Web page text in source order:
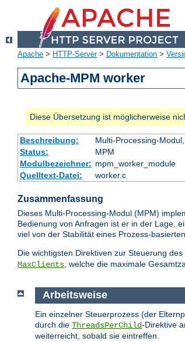
Apache > HTTP-Server> Dokumentation >
Apache-MPM worker
Diese Übersetzung ist möglicherweise
Beschreibung:
Multi-Processing-
Status:
MPM
Modulbezeichner: mpm_worker_module
Quelltext-Datei:
worker.c
Zusammenfassung
Dieses Multi-Processing-Modul (MPM)
Bedienung von Anfragen ist er in der Lage,
viel von der Stabilität eines Prozess-
Die wichtigsten Direktiven zur Steuerung des
MaxClients, welche die maximale
Arbeitsweise
Ein einzelner Steuerprozess (der
durch die ThreadsPerChild-Direktive
weiterreicht, sobald sie eintreffen.